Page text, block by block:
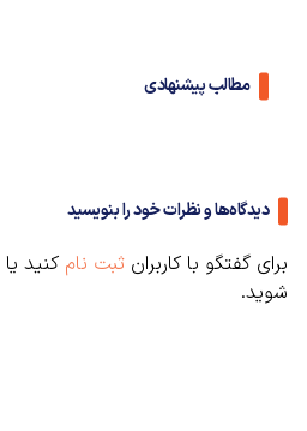
مطالب پیشنهادی
دیدگاه‌ها و نظرات خود را بنویسید
برای گفتگو با کاربران ثبت نام کنید یا
شوید.